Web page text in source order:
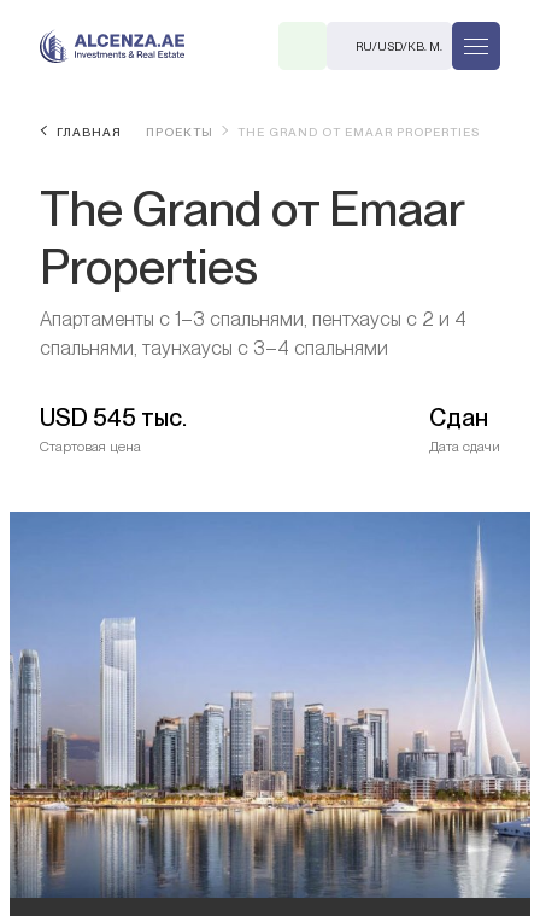
RU/USD/КВ. М.
ГЛАВНАЯ ПРОЕКТЫ THE GRAND ОТ EMAAR PROPERTIES
The Grand от Emaar
Properties
Апартаменты с 1–3 спальнями, пентхаусы с 2 и 4
спальнями, таунхаусы с 3–4 спальнями
USD 545 тыс.
Стартовая цена
Сдан
Дата сдачи